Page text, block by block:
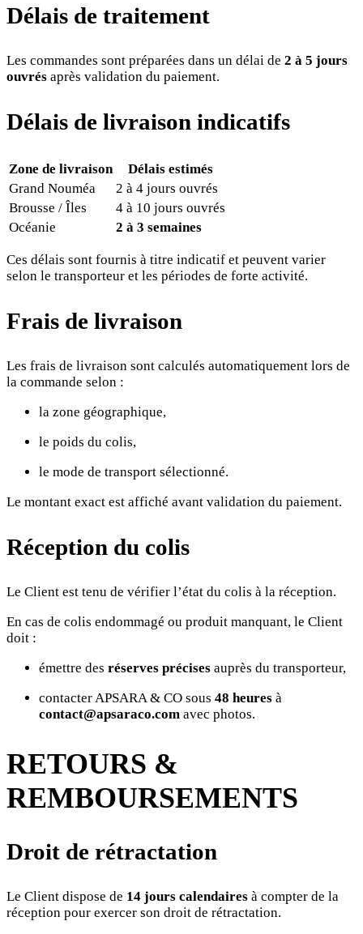
Délais de traitement
Les commandes sont préparées dans un délai de 2 à 5 jours
ouvrés après validation du paiement.
Délais de livraison indicatifs
Zone de livraison
Délais estimés
Grand Nouméa
2 à 4 jours ouvrés
Brousse / Îles
4 à 10 jours ouvrés
Océanie
2 à 3 semaines
Ces délais sont fournis à titre indicatif et peuvent varier
selon le transporteur et les périodes de forte activité.
Frais de livraison
Les frais de livraison sont calculés automatiquement lors de
la commande selon :
la zone géographique,
le poids du colis,
le mode de transport sélectionné.
Le montant exact est affiché avant validation du paiement.
Réception du colis
Le Client est tenu de vérifier l’état du colis à la réception.
En cas de colis endommagé ou produit manquant, le Client
doit :
émettre des réserves précises auprès du transporteur,
contacter APSARA & CO sous 48 heures à
contact@apsaraco.com avec photos.
RETOURS &
REMBOURSEMENTS
Droit de rétractation
Le Client dispose de 14 jours calendaires à compter de la
réception pour exercer son droit de rétractation.